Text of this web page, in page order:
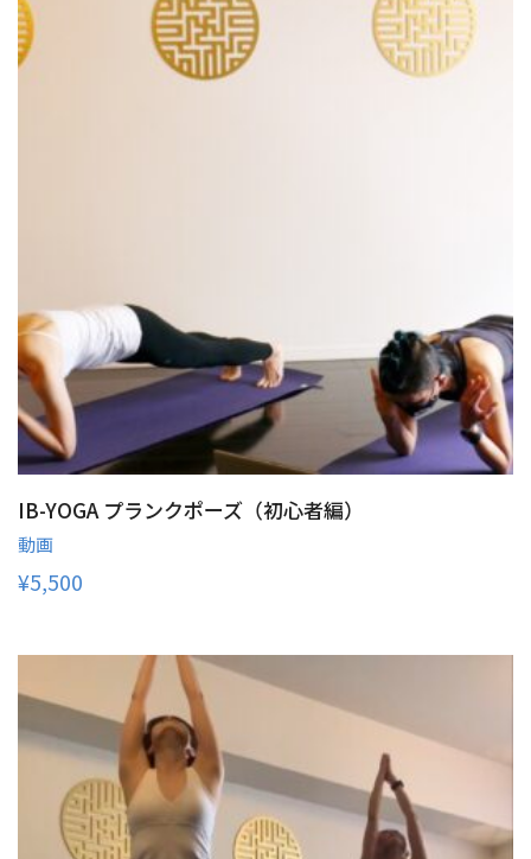
IB-YOGA プランクポーズ（初心者編）
動画
¥5,500